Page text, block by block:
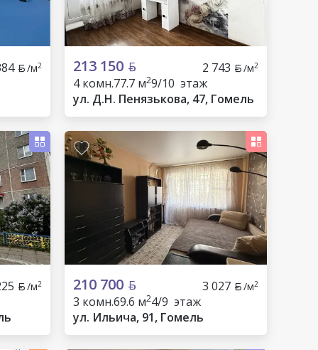
/м2 213 150 2 743 /м2
4 комн.77.7 м29/10 этаж
ул. Д.Н. Пенязькова, 47, Гомель
/м2 210 700 3 027 /м2
3 комн.69.6 м24/9 этаж
ул. Ильича, 91, Гомель